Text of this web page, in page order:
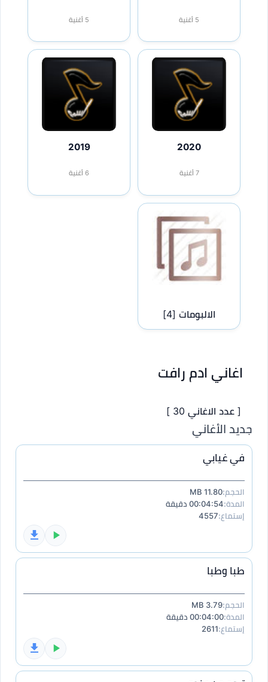
5 أغنية 5 أغنية
2020
7 أغنية
2019
6 أغنية
الالبومات [4]
اغاني ادم رافت
[ عدد الاغاني 30 ]
جديد الأغاني
في غيابي
الحجم:11.80 MB
المدة:00:04:54 دقيقة
إستماع:4557
طبا وطبا
الحجم:3.79 MB
المدة:00:04:00 دقيقة
إستماع:2611